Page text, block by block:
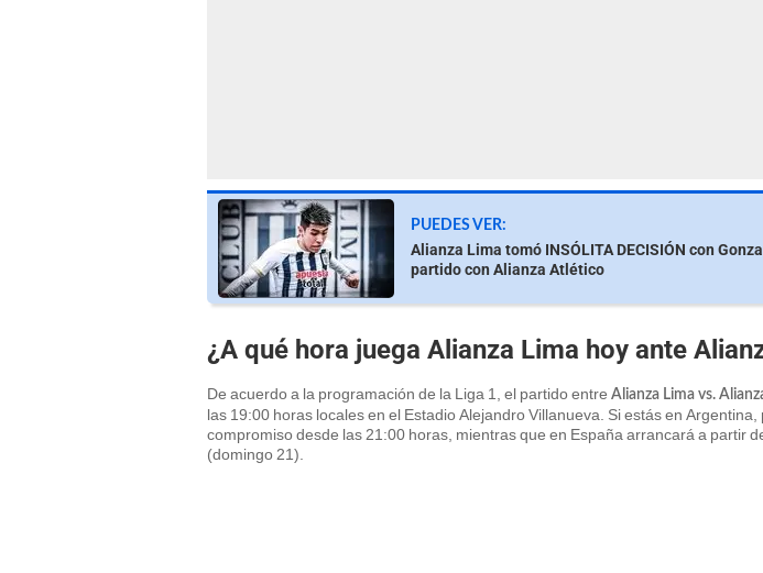
PUEDES VER:
Alianza Lima tomó INSÓLITA DECISIÓN con
partido con Alianza Atlético
¿A qué hora juega Alianza Lima hoy ante
De acuerdo a la programación de la Liga 1, el partido entre Alianza Lima vs.
las 19:00 horas locales en el Estadio Alejandro Villanueva. Si estás en
compromiso desde las 21:00 horas, mientras que en España arrancará a partir
(domingo 21).